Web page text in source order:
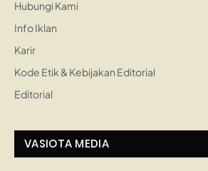
Hubungi Kami
Info Iklan
Karir
Kode Etik & Kebijakan Editorial
Editorial
VASIOTA MEDIA